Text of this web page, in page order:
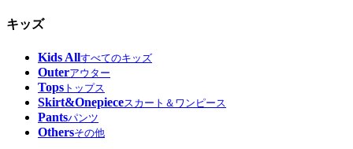
キッズ
Kids Allすべてのキッズ
Outerアウター
Tops トップス
Skirt&Onepieceスカート＆ワンピース
Pantsパンツ
Othersその他